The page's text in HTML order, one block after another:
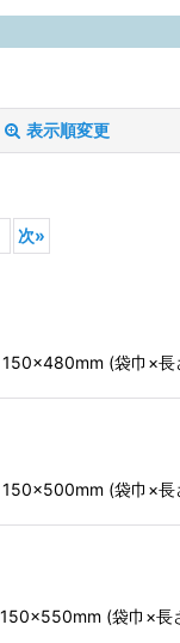
表示順変更
次»
(袋巾×
(袋巾×
(袋巾×長